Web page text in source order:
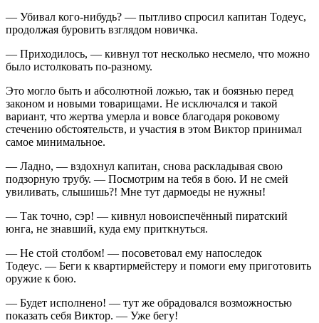
— Убивал кого-нибудь? — пытливо спросил капитан Тодеус,
продолжая буровить взглядом новичка.
— Приходилось, — кивнул тот несколько несмело, что можно
было истолковать по-разному.
Это могло быть и абсолютной ложью, так и боязнью перед
законом и новыми товарищами. Не исключался и такой
вариант, что жертва умерла и вовсе благодаря роковому
стечению обстоятельств, и участия в этом Виктор принимал
самое минимальное.
— Ладно, — вздохнул капитан, снова раскладывая свою
подзорную трубу. — Посмотрим на тебя в бою. И не смей
увиливать, слышишь?! Мне тут дармоеды не нужны!
— Так точно, сэр! — кивнул новоиспечённый пиратский
юнга, не знавший, куда ему приткнуться.
— Не стой столбом! — посоветовал ему напоследок
Тодеус. — Беги к квартирмейстеру и помоги ему приготовить
оружие к бою.
— Будет исполнено! — тут же обрадовался возможностью
показать себя Виктор. — Уже бегу!